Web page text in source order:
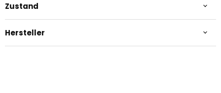
Zustand
Hersteller